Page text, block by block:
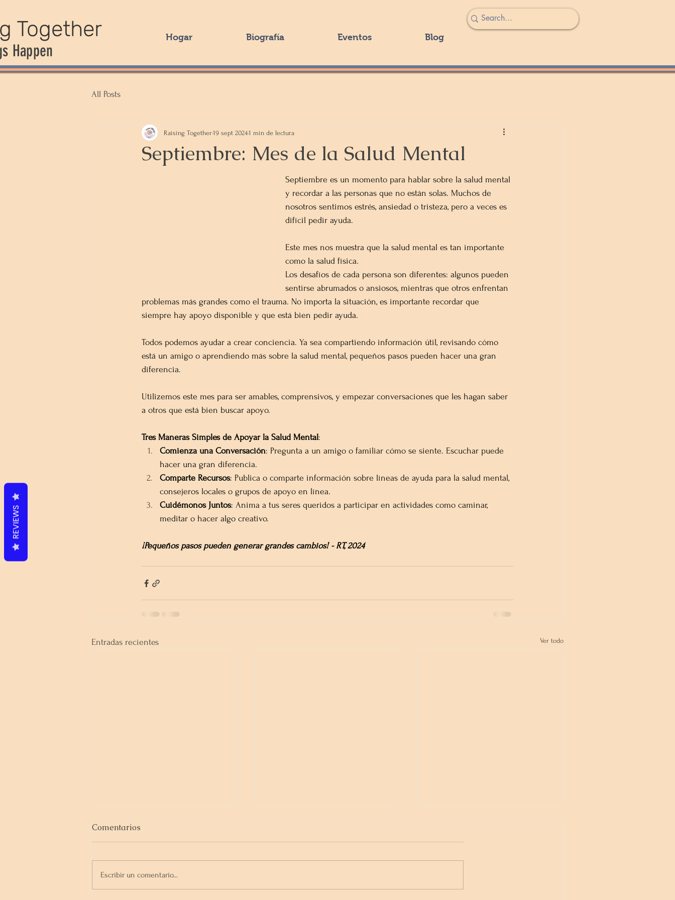
Happen
Together Hogar Biografía Eventos Blog
All Posts
Septiembre: Mes de la Salud Mental
Raising Together19 sept 20241 min de lectura
Septiembre es un momento para hablar sobre la salud mental
y recordar a las personas que no están solas. Muchos de
nosotros sentimos estrés, ansiedad o tristeza, pero a veces es
difícil pedir ayuda.
Este mes nos muestra que la salud mental es tan importante
como la salud física.
Los desafíos de cada persona son diferentes: algunos pueden
sentirse abrumados o ansiosos, mientras que otros enfrentan
problemas más grandes como el trauma. No importa la situación, es importante recordar que
siempre hay apoyo disponible y que está bien pedir ayuda.
Todos podemos ayudar a crear conciencia. Ya sea compartiendo información útil, revisando cómo
está un amigo o aprendiendo más sobre la salud mental, pequeños pasos pueden hacer una gran
diferencia.
Utilizemos este mes para ser amables, comprensivos, y empezar conversaciones que les hagan saber
a otros que está bien buscar apoyo.
Tres Maneras Simples de Apoyar la Salud Mental:
Comienza una Conversación: Pregunta a un amigo o familiar cómo se siente. Escuchar puede
hacer una gran diferencia.
Comparte Recursos: Publica o comparte información sobre líneas de ayuda para la salud mental,
consejeros locales o grupos de apoyo en línea.
Cuidémonos Juntos: Anima a tus seres queridos a participar en actividades como caminar,
meditar o hacer algo creativo.
¡Pequeños pasos pueden generar grandes cambios! - RT, 2024
Entradas recientes Ver todo
Comentarios
Escribir un comentario...
REVIEWS